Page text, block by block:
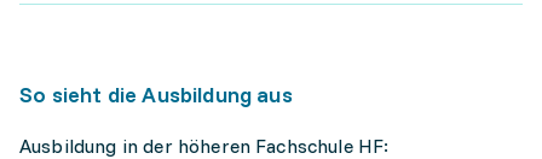
So sieht die Ausbildung aus
Ausbildung in der höheren Fachschule HF: